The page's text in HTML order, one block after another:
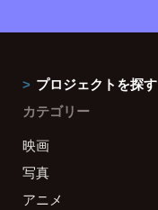
プロジェクトを探す
カテゴリー
映画
写真
アニメ